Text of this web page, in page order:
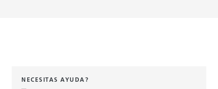
NECESITAS AYUDA?